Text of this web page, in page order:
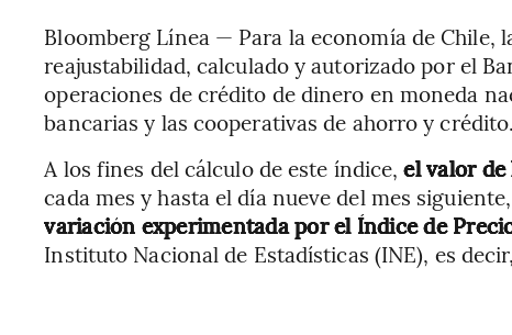
Bloomberg Línea — Para la economía de Chile,
reajustabilidad, calculado y autorizado por el
operaciones de crédito de dinero en moneda
bancarias y las cooperativas de ahorro y crédito.
A los fines del cálculo de este índice, el valor de
cada mes y hasta el día nueve del mes
variación experimentada por el Índice de
Instituto Nacional de Estadísticas (INE), es